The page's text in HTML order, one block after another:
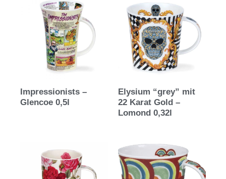
Impressionists –
Glencoe 0,5l
Elysium “grey” mit
22 Karat Gold –
Lomond 0,32l